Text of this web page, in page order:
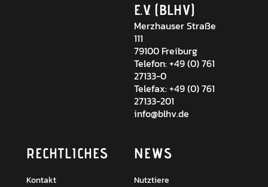
E.V. (BLHV)
Merzhauser Straße
111
79100 Freiburg
Telefon: +49 (0) 761
27133-0
Telefax: +49 (0) 761
27133-201
info@blhv.de
RECHTLICHES
Kontakt
NEWS
Nutztiere